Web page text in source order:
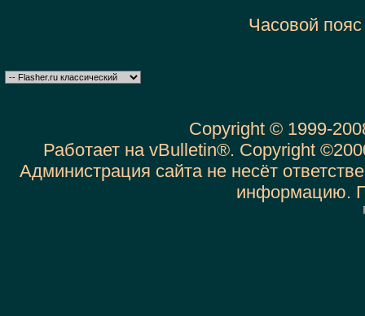
Часовой
Copyright © 1999-
Работает на vBulletin®. Copyright
Администрация сайта не несёт
информацию.